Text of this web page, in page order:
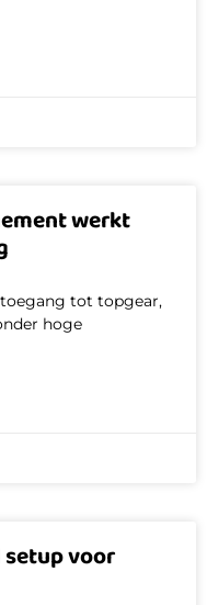
werkt
tot topgear,
hoge
voor